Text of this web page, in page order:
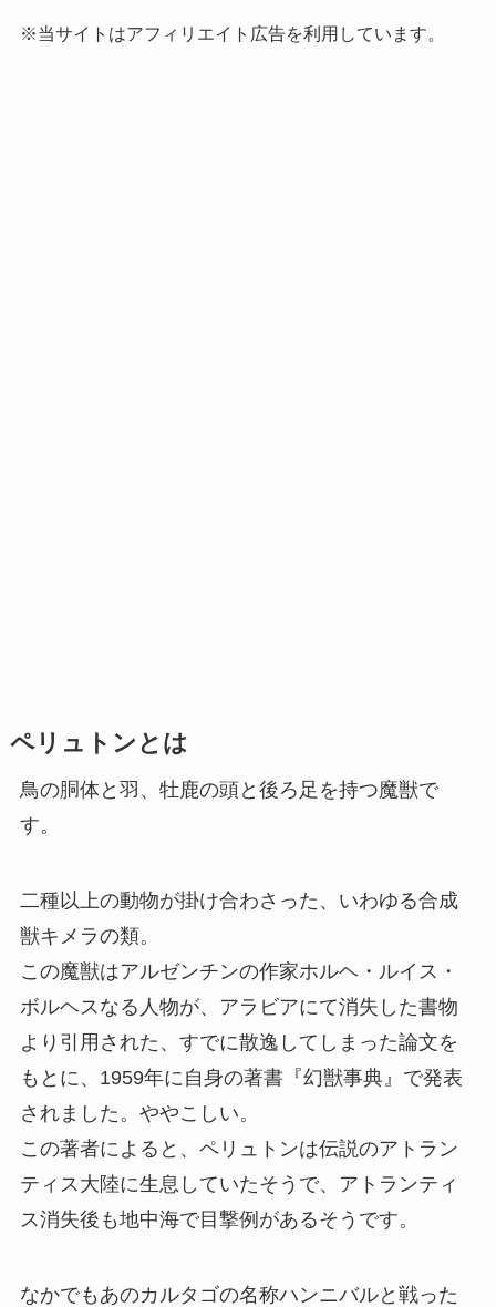
※当サイトはアフィリエイト広告を利用しています。
ペリュトンとは
鳥の胴体と羽、牡鹿の頭と後ろ足を持つ魔獣で
す。
二種以上の動物が掛け合わさった、いわゆる合成
獣キメラの類。
この魔獣はアルゼンチンの作家ホルヘ・ルイス・
ボルヘスなる人物が、アラビアにて消失した書物
より引用された、すでに散逸してしまった論文を
もとに、1959年に自身の著書『幻獣事典』で発表
されました。ややこしい。
この著者によると、ペリュトンは伝説のアトラン
ティス大陸に生息していたそうで、アトランティ
ス消失後も地中海で目撃例があるそうです。
なかでもあのカルタゴの名称ハンニバルと戦った